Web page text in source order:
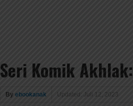
Seri Komik
By ebookanak Updated: Juli 12, 2023